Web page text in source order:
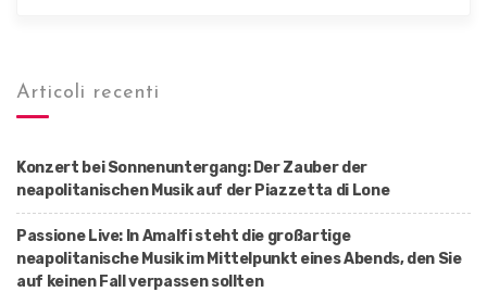
Articoli recenti
Konzert bei Sonnenuntergang: Der Zauber der
neapolitanischen Musik auf der Piazzetta di Lone
Passione Live: In Amalfi steht die großartige
neapolitanische Musik im Mittelpunkt eines Abends, den Sie
auf keinen Fall verpassen sollten